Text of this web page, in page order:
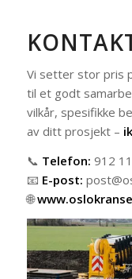
Vi setter stor pris
til et godt
vilkår, spesifikke
av ditt prosjekt –
📞 Telefon: 912
📧 E-post:
🌐